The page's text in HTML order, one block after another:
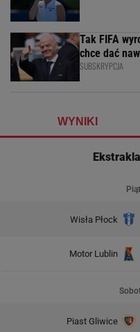
Tak FIFA
chce dać
SUBSKRYPCJA
WYNIKI
Wisła Płock
Motor Lublin
Piast Gliwice